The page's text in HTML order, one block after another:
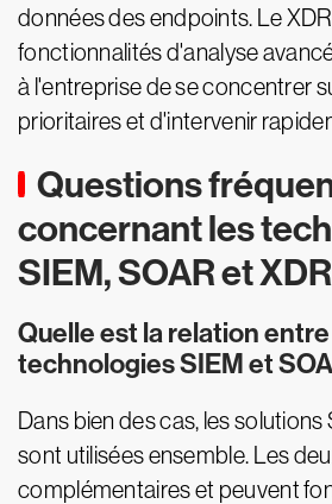
données des endpoints. Le
fonctionnalités d'analyse
à l'entreprise de se concentrer
prioritaires et d'intervenir
Questions
concernant les
SIEM, SOAR et XDR
Quelle est la relation
technologies SIEM et
Dans bien des cas, les solutions
sont utilisées ensemble. Les
complémentaires et peuvent